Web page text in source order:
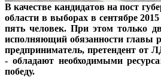
В качестве кандидатов на пост
области в выборах в сентябре 2015
пять человек. При этом только
исполняющий обязанности главы
предприниматель, претендент
- обладают необходимыми
победу.